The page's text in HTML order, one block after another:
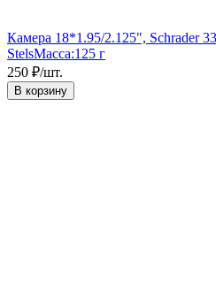
Камера 18*1.95/2.125", Schrader
StelsМасса:125 г
250 ₽/шт.
В корзину